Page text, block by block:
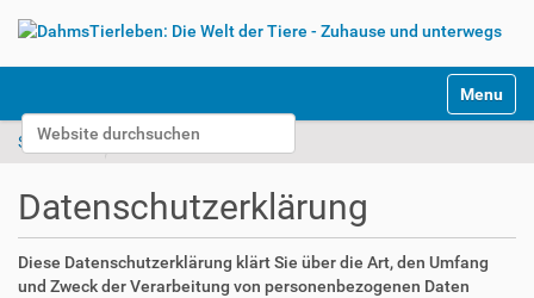
Website durchsuchen
Erweiterte Suche…
k
Toggle
Startseite Datenschutzerklärung
Datenschutzerklärung
Diese Datenschutzerklärung klärt Sie über die Art, den Umfang
und Zweck der Verarbeitung von personenbezogenen Daten